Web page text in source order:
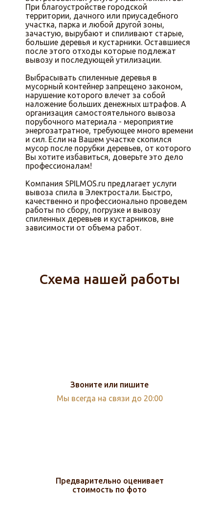
При благоустройстве городской
территории, дачного или приусадебного
участка, парка и любой другой зоны,
зачастую, вырубают и спиливают старые,
большие деревья и кустарники. Оставшиеся
после этого отходы которые подлежат
вывозу и последующей утилизации.
Выбрасывать спиленные деревья в
мусорный контейнер запрещено законом,
нарушение которого влечет за собой
наложение больших денежных штрафов. А
организация самостоятельного вывоза
порубочного материала - мероприятие
энергозатратное, требующее много времени
и сил. Если на Вашем участке скопился
мусор после порубки деревьев, от которого
Вы хотите избавиться, доверьте это дело
профессионалам!
Компания SPILMOS.ru предлагает услуги
вывоза спила в Электростали. Быстро,
качественно и профессионально проведем
работы по сбору, погрузке и вывозу
спиленных деревьев и кустарников, вне
зависимости от объема работ.
Схема нашей работы
Звоните или пишите
Мы всегда на связи до 20:00
Предварительно оценивает
стоимость по фото